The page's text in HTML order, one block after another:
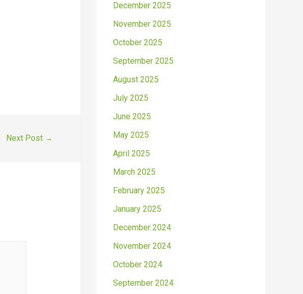
Next Post →
December 2025
November 2025
October 2025
September 2025
August 2025
July 2025
June 2025
May 2025
April 2025
March 2025
February 2025
January 2025
December 2024
November 2024
October 2024
September 2024